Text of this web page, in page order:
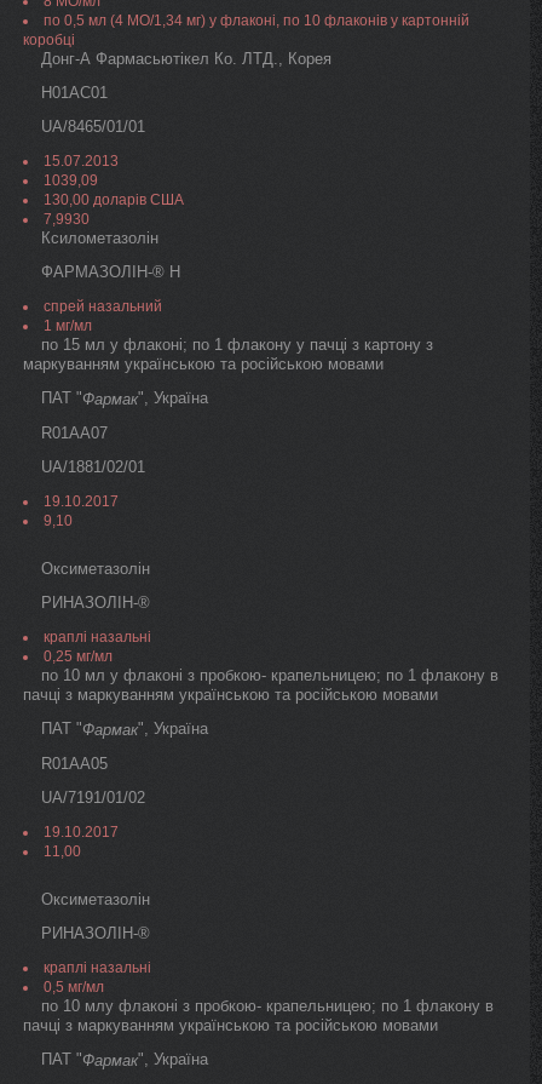
по 0,5 мл (4 МО/1,34 мг) у флаконі, по 10 флаконів у картонній
коробці
Донг-А Фармасьютікел Ко. ЛТД., Корея
H01AC01
UA/8465/01/01
15.07.2013
1039,09
130,00 доларів США
7,9930
Ксилометазолін
ФАРМАЗОЛІН-® Н
спрей назальний
1 мг/мл
по 15 мл у флаконі; по 1 флакону у пачці з картону з
маркуванням українською та російською мовами
ПАТ "Фармак", Україна
R01AA07
UA/1881/02/01
19.10.2017
9,10
Оксиметазолін
РИНАЗОЛІН-®
краплі назальні
0,25 мг/мл
по 10 мл у флаконі з пробкою- крапельницею; по 1 флакону в
пачці з маркуванням українською та російською мовами
ПАТ "Фармак", Україна
R01AA05
UA/7191/01/02
19.10.2017
11,00
Оксиметазолін
РИНАЗОЛІН-®
краплі назальні
0,5 мг/мл
по 10 млу флаконі з пробкою- крапельницею; по 1 флакону в
пачці з маркуванням українською та російською мовами
ПАТ "Фармак", Україна